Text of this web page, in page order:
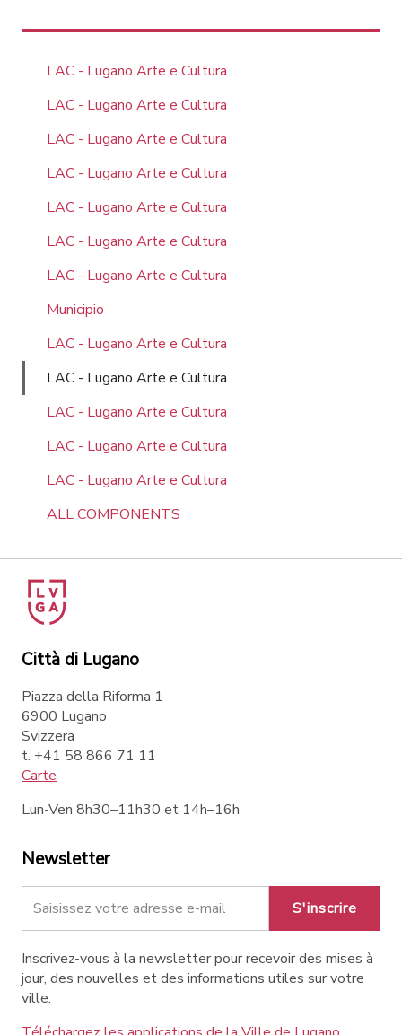
LAC - Lugano Arte e Cultura
LAC - Lugano Arte e Cultura
LAC - Lugano Arte e Cultura
LAC - Lugano Arte e Cultura
LAC - Lugano Arte e Cultura
LAC - Lugano Arte e Cultura
LAC - Lugano Arte e Cultura
Municipio
LAC - Lugano Arte e Cultura
LAC - Lugano Arte e Cultura
LAC - Lugano Arte e Cultura
LAC - Lugano Arte e Cultura
LAC - Lugano Arte e Cultura
ALL COMPONENTS
Città di Lugano
Piazza della Riforma 1
6900 Lugano
Svizzera
t. +41 58 866 71 11
Carte
Lun-Ven 8h30–11h30 et 14h–16h
Newsletter
S'inscrire
Inscrivez-vous à la newsletter pour recevoir des mises à
jour, des nouvelles et des informations utiles sur votre
ville.